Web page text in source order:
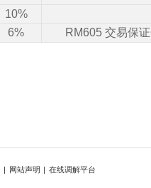
10%
6% RM605 交易保
| 网站声明 | 在线调解平台